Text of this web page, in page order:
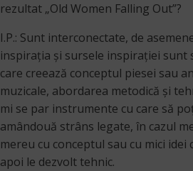
rezultat „Old Women Falling Out”?
­­I.P.: Sunt interconectate, de
inspirația și sursele inspirației sunt
care creează conceptul piesei sau
muzicale, abordarea metodică și
mi se par instrumente cu care să
amândouă strâns legate, în cazul
mereu cu conceptul sau cu mici idei
apoi le dezvolt tehnic.